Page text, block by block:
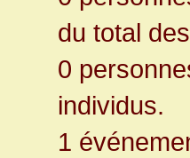
du total
0
individus.
1